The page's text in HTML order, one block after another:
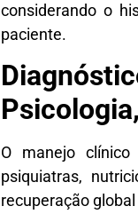
considerando o
paciente.
O manejo clínico
psiquiatras,
recuperação